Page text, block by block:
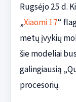
Rugsėjo 25 d.
„Xiaomi 17“
metų įvykių
šie modeliai
galingiausią
procesorių.